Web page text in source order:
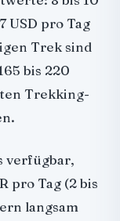
USD pro Tag
Trek sind
bis 220
Trekking-
verfügbar,
pro Tag (2 bis
langsam